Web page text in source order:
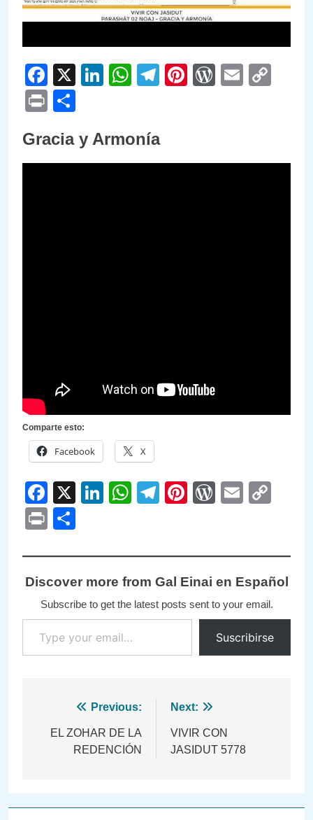
Facebook
X LinkedIn
WhatsApp
Telegram
PinterestEmail
Print
Gracia y Armonía
Comparte esto:
Facebook X
Facebook
X LinkedIn
WhatsApp
Telegram
Pinterest
Email
Print
Discover more from Gal Einai en Español
Subscribe to get the latest posts sent to your email.
Type your email…
Suscribirse
Navegación
de
Previous:
EL ZOHAR DE LA
REDENCIÓN
Next:
VIVIR CON
JASIDUT 5778